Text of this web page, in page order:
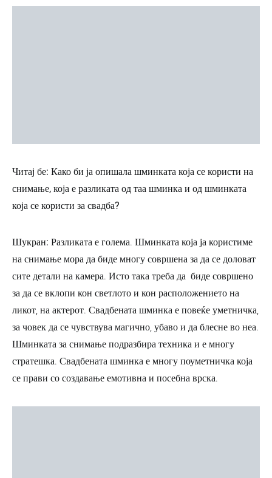
Читај бе: Како би ја опишала шминката која се користи на
снимање, која е разликата од таа шминка и од шминката
која се користи за свадба?
Шукран: Разликата е голема. Шминката која ја користиме
на снимање мора да биде многу совршена за да се доловат
сите детали на камера. Исто така треба да биде совршено
за да се вклопи кон светлото и кон расположението на
ликот, на актерот. Свадбената шминка е повеќе уметничка,
за човек да се чувствува магично, убаво и да блесне во неа.
Шминката за снимање подразбира техника и е многу
стратешка. Свадбената шминка е многу поуметничка која
се прави со создавање емотивна и посебна врска.